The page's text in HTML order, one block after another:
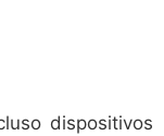
dispositivos